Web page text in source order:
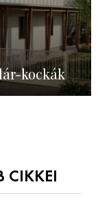
kockák
CIKKEI